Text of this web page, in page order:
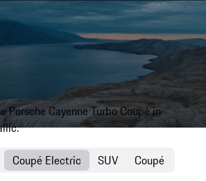
Coupé Electric SUV Coupé